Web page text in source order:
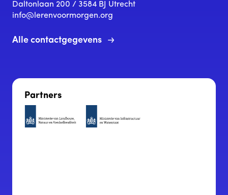
Daltonlaan 200 / 3584 BJ Utrecht
info@lerenvoormorgen.org
Alle contactgegevens
Partners